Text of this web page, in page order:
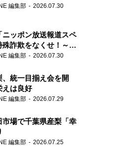
編集部 2026.07.30
ニッポン放送報道スペ
詐欺をなくせ！～被
・警視庁が語るトク
編集部 2026.07.30
、統一目揃え会を開
は良好
編集部 2026.07.29
市場で千葉県産梨「幸
編集部 2026.07.25